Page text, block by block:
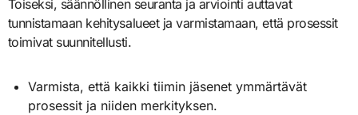
Toiseksi, säännöllinen seuranta ja arviointi auttavat
tunnistamaan kehitysalueet ja varmistamaan, että prosessit
toimivat suunnitellusti.
Varmista, että kaikki tiimin jäsenet ymmärtävät
prosessit ja niiden merkityksen.